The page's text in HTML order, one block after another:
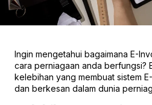
Ingin mengetahui bagaimana E-
cara perniagaan anda berfungsi?
kelebihan yang membuat sistem
dan berkesan dalam dunia